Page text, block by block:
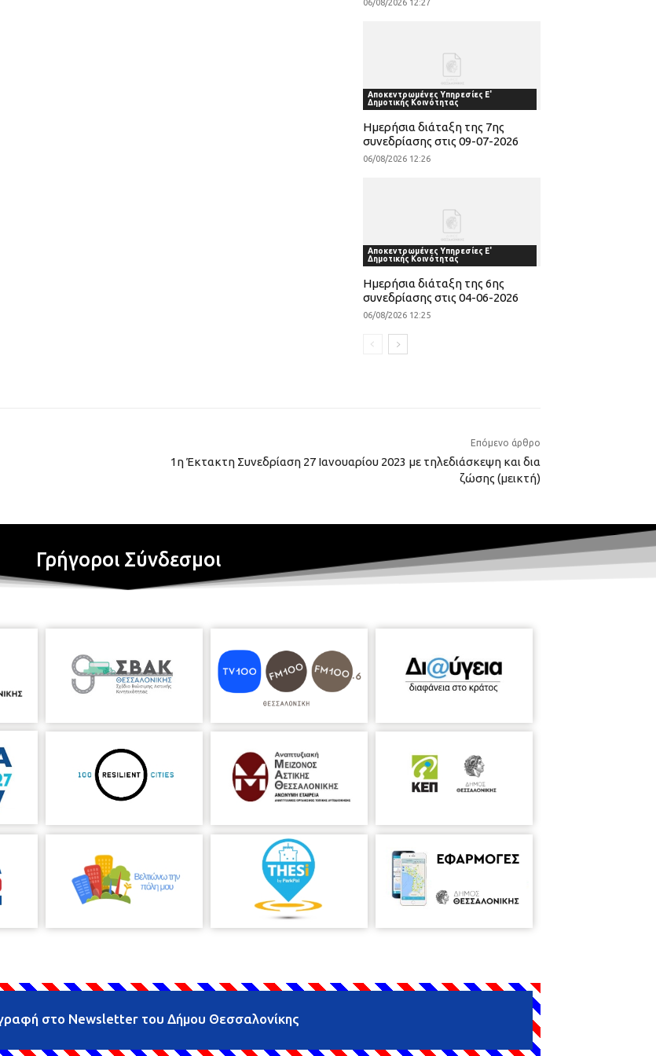
06/08/2026 12:27
Αποκεντρωμένες Υπηρεσίες Ε'
Δημοτικής Κοινότητας
Ημερήσια διάταξη της 7ης
συνεδρίασης στις 09-07-2026
06/08/2026 12:26
Αποκεντρωμένες Υπηρεσίες Ε'
Δημοτικής Κοινότητας
Ημερήσια διάταξη της 6ης
συνεδρίασης στις 04-06-2026
06/08/2026 12:25
Επόμενο άρθρο
1η Έκτακτη Συνεδρίαση 27 Ιανουαρίου 2023 με τηλεδιάσκεψη και δια
ζώσης (μεικτή)
Γρήγοροι Σύνδεσμοι
στο Newsletter του Δήμου Θεσσαλονίκης